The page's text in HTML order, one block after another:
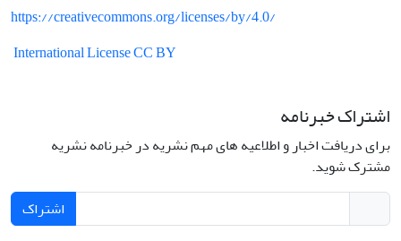
https://creativecommons.org/licenses/by/4.0/
International License CC BY
اشتراک خبرنامه
برای دریافت اخبار و اطلاعیه های مهم نشریه در خبرنامه نشریه
مشترک شوید.
اشتراک